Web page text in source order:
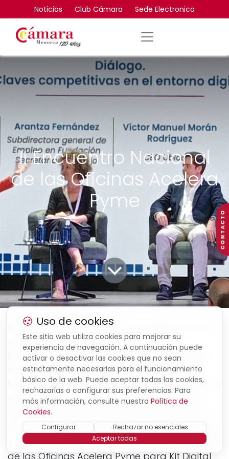
Noticias Club Cámara Sede Electronica
II Encuentro Nacional
de las Oficinas Acelera
Pyme
Red.es y la Cámara de Comercio de España
han colaborado para organizar elII
Encuentro de las Oficinas Acelera Pyme
se celebró el17 de junio de 9:00 a 16:00hen
Madrid. Durante el encuentro se ha puesto en
valor la importancia de la Red de Oficinas
Acelera Pyme para impulsar y avanzar en la
transformación digital de pymes, autónomos
y emprendedores. Las personas responsables
de las Oficinas Acelera Pyme para Kit Digital
Uso de cookies
Este sitio web utiliza cookies para mejorar su
experiencia de navegación. A continuación puede
activar o desactivar las cookies que no sean
estrictamente necesarias para el funcionamiento
básico de la web. Puede aceptar todas las cookies,
rechazarlas o configurar sus preferencias. Para
más información, consulte nuestra Política de
Cookies.
Configurar
Rechazar no esenciales
Aceptar todas
CONTACTO